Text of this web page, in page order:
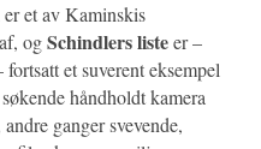
et av Kaminskis
ogSchindlers listeer –
et suverent eksempel
håndholdt kamera
ganger svevende,